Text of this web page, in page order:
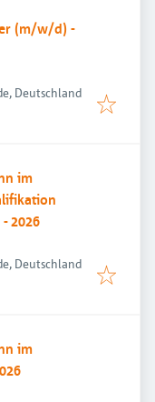
(m/w/d) -
Deutschland
im
2026
Deutschland
im